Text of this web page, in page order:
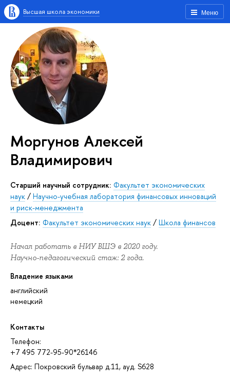
Меню
Высшая школа экономики
Моргунов Алексей
Владимирович
Старший научный сотрудник: Факультет экономических
наук / Научно-учебная лаборатория финансовых инноваций
и риск-менеджмента
Доцент: Факультет экономических наук / Школа финансов
Начал работать в НИУ ВШЭ в 2020 году.
Научно-педагогический стаж: 2 года.
Владение языками
английский
немецкий
Контакты
Телефон:
+7 495 772-95-90*26146
Адрес: Покровский бульвар д.11, ауд. S628